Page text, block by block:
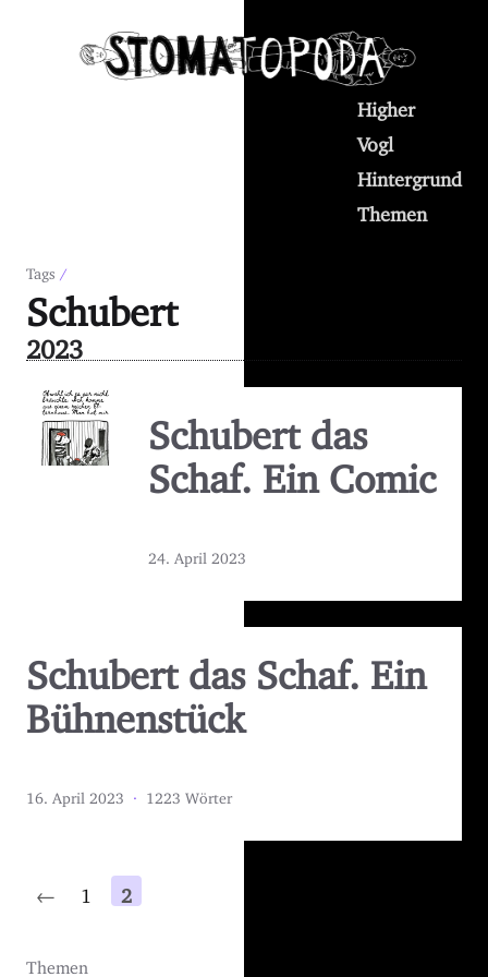
Higher
Vogl
Hintergrund
Themen
Tags /
Schubert
2023
Schubert das
Schaf. Ein Comic
24. April 2023
Schubert das Schaf. Ein
Bühnenstück
16. April 2023 · 1223 Wörter
← 1 2
Themen